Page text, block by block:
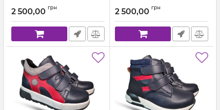
Артикул: P5058-25k-222 (26-30)
2 500,00 грн 2 500,00 грн